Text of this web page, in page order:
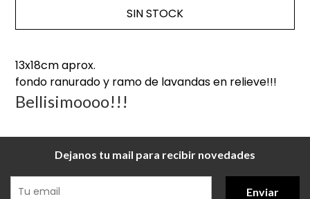
SIN STOCK
13x18cm aprox.
fondo ranurado y ramo de lavandas en relieve!!!
Bellisimoooo!!!
Dejanos tu mail para recibir novedades
Enviar